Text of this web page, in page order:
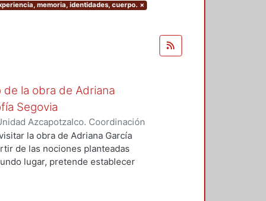
memoria, identidades, cuerpo. ×
la obra de Adriana
Segovia
Azcapotzalco. Coordinación
Liza Michelle
la obra de Adriana García
de las nociones planteadas
lugar, pretende establecer